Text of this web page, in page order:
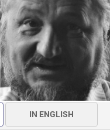
IN ENGLISH